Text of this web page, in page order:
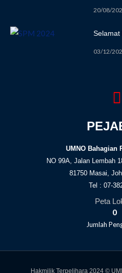
20/08/
Selamat
03/12/
UMNO Bahagian
NO 99A, Jalan Lembah
81750 Masai,
Tel : 07-
Peta
Jumlah
0
Hakmilik Terpelihara 2024 ©